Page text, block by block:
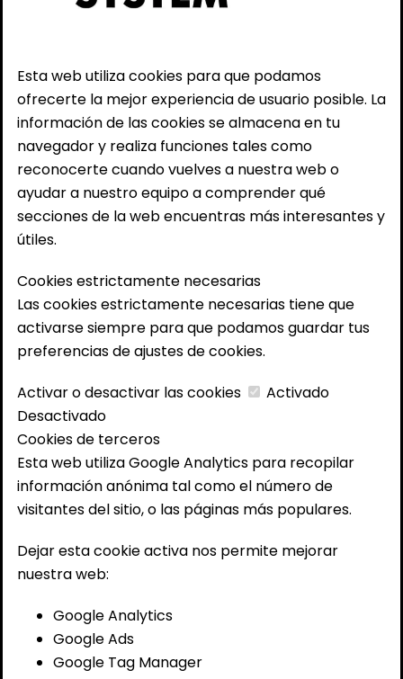
Esta web utiliza cookies para que podamos
ofrecerte la mejor experiencia de usuario posible. La
información de las cookies se almacena en tu
navegador y realiza funciones tales como
reconocerte cuando vuelves a nuestra web o
ayudar a nuestro equipo a comprender qué
secciones de la web encuentras más interesantes y
útiles.
Cookies estrictamente necesarias
Las cookies estrictamente necesarias tiene que
activarse siempre para que podamos guardar tus
preferencias de ajustes de cookies.
Activar o desactivar las cookies
Activado
Desactivado
Cookies de terceros
Esta web utiliza Google Analytics para recopilar
información anónima tal como el número de
visitantes del sitio, o las páginas más populares.
Dejar esta cookie activa nos permite mejorar
nuestra web:
Google Analytics
Google Ads
Google Tag Manager